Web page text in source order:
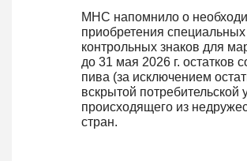
МНС напомнило о
приобретения специальных
контрольных знаков для
до 31 мая 2026 г. остатков
пива (за исключением
вскрытой потребительской
происходящего из
стран.